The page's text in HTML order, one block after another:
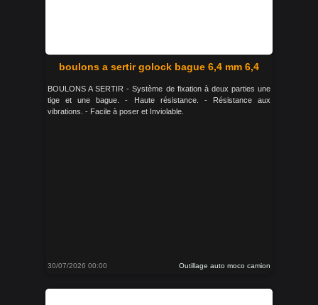
boulons a sertir golock bague 6,4 mm 6,4
BOULONS A SERTIR - Système de fixation à deux parties une
tige et une bague. - Haute résistance. - Résistance aux
vibrations. - Facile à poser et Inviolable.
30/07/2026 00:00 Outillage auto moco camion